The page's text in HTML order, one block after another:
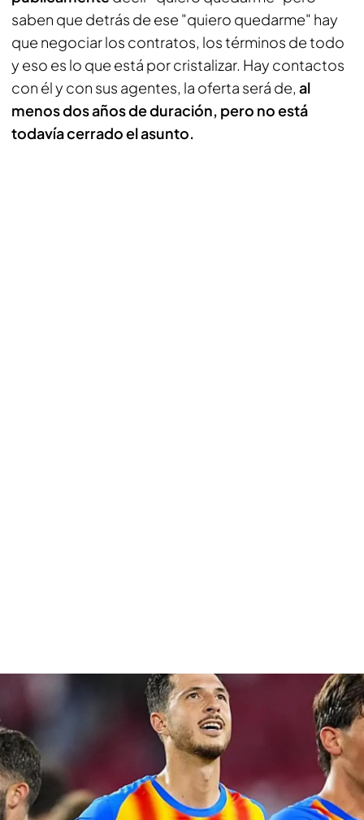
saben que detrás de ese "quiero quedarme" hay
que negociar los contratos, los términos de todo
y eso es lo que está por cristalizar. Hay contactos
con él y con sus agentes, la oferta será de, al
menos dos años de duración, pero no está
todavía cerrado el asunto.